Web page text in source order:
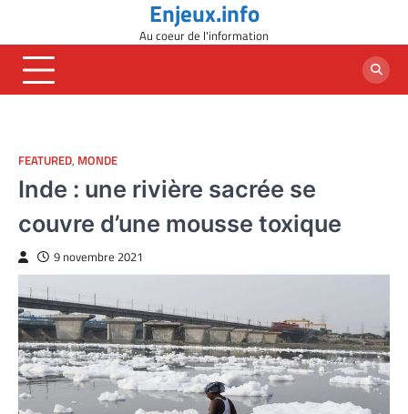
content
Enjeux.info
Au coeur de l'information
FEATURED, MONDE
Inde : une rivière sacrée se
couvre d’une mousse toxique
9 novembre 2021